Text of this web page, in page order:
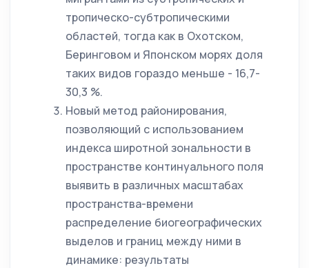
тропическо-субтропическими
областей, тогда как в Охотском,
Беринговом и Японском морях доля
таких видов гораздо меньше - 16,7-
30,3 %.
Новый метод районирования,
позволяющий с использованием
индекса широтной зональности в
пространстве континуального поля
выявить в различных масштабах
пространства-времени
распределение биогеографических
выделов и границ между ними в
динамике: результаты